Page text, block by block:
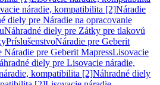
náradie, kompatibilita [2]Náradie
diely pre Náradie na opracovanie
Náhradné diely pre Zátky pre tlakovú
PríslušenstvoNáradie pre Geberit
Náradie pre Geberit MapressLisovacie
diely pre Lisovacie náradie,
kompatibilita [2]Náhradné diely